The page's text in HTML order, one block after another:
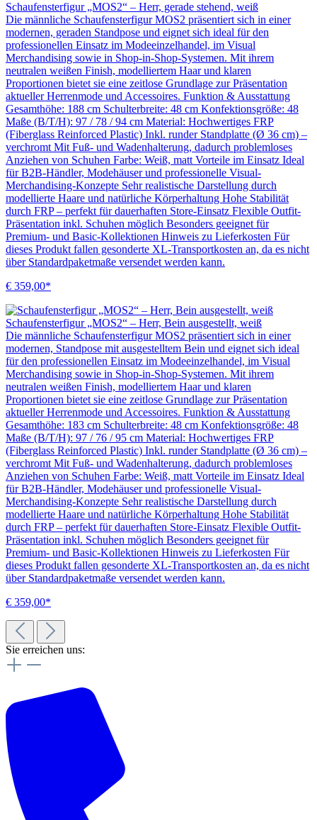
Schaufensterfigur „MOS2“ – Herr, gerade stehend, weiß
Die männliche Schaufensterfigur MOS2 präsentiert sich in einer
modernen, geraden Standpose und eignet sich ideal für den
professionellen Einsatz im Modeeinzelhandel, im Visual
Merchandising sowie in Shop-in-Shop-Systemen. Mit ihrem
neutralen weißen Finish, modelliertem Haar und klaren
Proportionen bietet sie eine zeitlose Grundlage zur Präsentation
aktueller Herrenmode und Accessoires. Funktion & Ausstattung
Gesamthöhe: 188 cm Schulterbreite: 48 cm Konfektionsgröße: 48
Maße (B/T/H): 97 / 78 / 94 cm Material: Hochwertiges FRP
(Fiberglass Reinforced Plastic) Inkl. runder Standplatte (Ø 36 cm) –
verchromt Mit Fuß- und Wadenhalterung, dadurch problemloses
Anziehen von Schuhen Farbe: Weiß, matt Vorteile im Einsatz Ideal
für B2B-Händler, Modehäuser und professionelle Visual-
Merchandising-Konzepte Sehr realistische Darstellung durch
modellierte Haare und natürliche Körperhaltung Hohe Stabilität
durch FRP – perfekt für dauerhaften Store-Einsatz Flexible Outfit-
Präsentation inkl. Schuhen möglich Besonders geeignet für
Premium- und Basic-Kollektionen Hinweis zu Lieferkosten Für
dieses Produkt fallen gesonderte XL-Transportkosten an, da es nicht
über Standardpaketmaße versendet werden kann.
€ 359,00*
Schaufensterfigur „MOS2“ – Herr, Bein ausgestellt, weiß
Die männliche Schaufensterfigur MOS2 präsentiert sich in einer
modernen, Standpose mit ausgestelltem Bein und eignet sich ideal
für den professionellen Einsatz im Modeeinzelhandel, im Visual
Merchandising sowie in Shop-in-Shop-Systemen. Mit ihrem
neutralen weißen Finish, modelliertem Haar und klaren
Proportionen bietet sie eine zeitlose Grundlage zur Präsentation
aktueller Herrenmode und Accessoires. Funktion & Ausstattung
Gesamthöhe: 183 cm Schulterbreite: 48 cm Konfektionsgröße: 48
Maße (B/T/H): 97 / 76 / 95 cm Material: Hochwertiges FRP
(Fiberglass Reinforced Plastic) Inkl. runder Standplatte (Ø 36 cm) –
verchromt Mit Fuß- und Wadenhalterung, dadurch problemloses
Anziehen von Schuhen Farbe: Weiß, matt Vorteile im Einsatz Ideal
für B2B-Händler, Modehäuser und professionelle Visual-
Merchandising-Konzepte Sehr realistische Darstellung durch
modellierte Haare und natürliche Körperhaltung Hohe Stabilität
durch FRP – perfekt für dauerhaften Store-Einsatz Flexible Outfit-
Präsentation inkl. Schuhen möglich Besonders geeignet für
Premium- und Basic-Kollektionen Hinweis zu Lieferkosten Für
dieses Produkt fallen gesonderte XL-Transportkosten an, da es nicht
über Standardpaketmaße versendet werden kann.
€ 359,00*
Sie erreichen uns: